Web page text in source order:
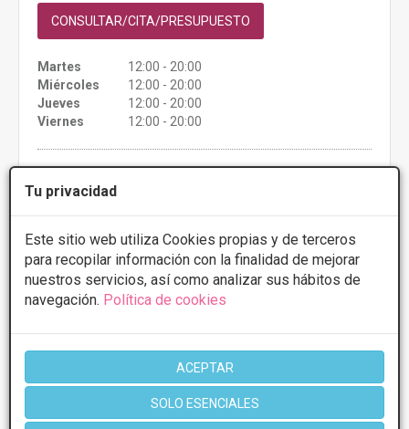
Tu privacidad
Este sitio web utiliza Cookies propias y de terceros
para recopilar información con la finalidad de mejorar
nuestros servicios, así como analizar sus hábitos de
navegación. Política de cookies
ACEPTAR
SOLO ESENCIALES
CONSULTAR/CITA/PRESUPUESTO
Martes
12:00 - 20:00
Miércoles
12:00 - 20:00
Jueves
12:00 - 20:00
Viernes
12:00 - 20:00
ZAERA DERMOESETICA